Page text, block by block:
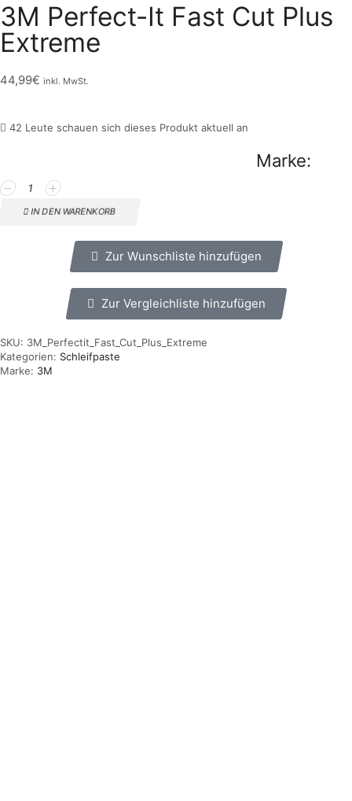
3M Perfect-It Fast Cut Plus
Extreme
44,99€ inkl. MwSt.
42 Leute schauen sich dieses Produkt aktuell an
Marke:
IN DEN WARENKORB
Zur Wunschliste hinzufügen
Zur Vergleichliste hinzufügen
SKU: 3M_Perfectit_Fast_Cut_Plus_Extreme
Kategorien: Schleifpaste
Marke: 3M